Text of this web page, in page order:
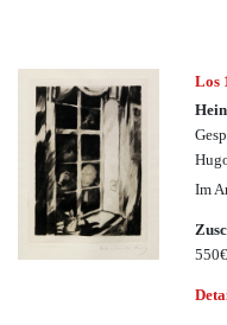
Los
Im